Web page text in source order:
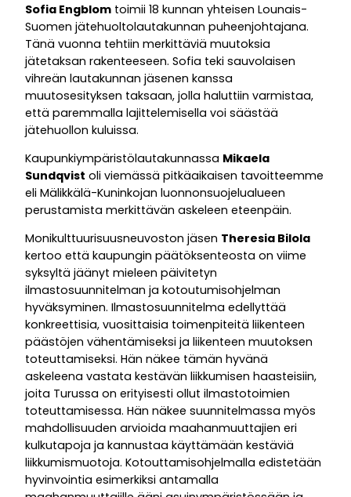
Sofia Engblom toimii 18 kunnan yhteisen Lounais-
Suomen jätehuoltolautakunnan puheenjohtajana.
Tänä vuonna tehtiin merkittäviä muutoksia
jätetaksan rakenteeseen. Sofia teki sauvolaisen
vihreän lautakunnan jäsenen kanssa
muutosesityksen taksaan, jolla haluttiin varmistaa,
että paremmalla lajittelemisella voi säästää
jätehuollon kuluissa.
Kaupunkiympäristölautakunnassa Mikaela
Sundqvist oli viemässä pitkäaikaisen tavoitteemme
eli Mälikkälä-Kuninkojan luonnonsuojelualueen
perustamista merkittävän askeleen eteenpäin.
Monikulttuurisuusneuvoston jäsen Theresia Bilola
kertoo että kaupungin päätöksenteosta on viime
syksyltä jäänyt mieleen päivitetyn
ilmastosuunnitelman ja kotoutumisohjelman
hyväksyminen. Ilmastosuunnitelma edellyttää
konkreettisia, vuosittaisia ​​toimenpiteitä liikenteen
päästöjen vähentämiseksi ja liikenteen muutoksen
toteuttamiseksi. Hän näkee tämän hyvänä
askeleena vastata kestävän liikkumisen haasteisiin,
joita Turussa on erityisesti ollut ilmastotoimien
toteuttamisessa. Hän näkee suunnitelmassa myös
mahdollisuuden arvioida maahanmuuttajien eri
kulkutapoja ja kannustaa käyttämään kestäviä
liikkumismuotoja. Kotouttamisohjelmalla edistetään
hyvinvointia esimerkiksi antamalla